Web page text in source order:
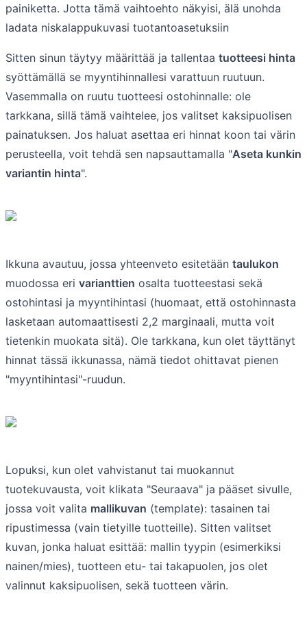
painiketta. Jotta tämä vaihtoehto näkyisi, älä unohda
ladata niskalappukuvasi tuotantoasetuksiin
Sitten sinun täytyy määrittää ja tallentaa tuotteesi hinta
syöttämällä se myyntihinnallesi varattuun ruutuun.
Vasemmalla on ruutu tuotteesi ostohinnalle: ole
tarkkana, sillä tämä vaihtelee, jos valitset kaksipuolisen
painatuksen. Jos haluat asettaa eri hinnat koon tai värin
perusteella, voit tehdä sen napsauttamalla "Aseta kunkin
variantin hinta".
Ikkuna avautuu, jossa yhteenveto esitetään taulukon
muodossa eri varianttien osalta tuotteestasi sekä
ostohintasi ja myyntihintasi (huomaat, että ostohinnasta
lasketaan automaattisesti 2,2 marginaali, mutta voit
tietenkin muokata sitä). Ole tarkkana, kun olet täyttänyt
hinnat tässä ikkunassa, nämä tiedot ohittavat pienen
"myyntihintasi"-ruudun.
Lopuksi, kun olet vahvistanut tai muokannut
tuotekuvausta, voit klikata "Seuraava" ja pääset sivulle,
jossa voit valita mallikuvan (template): tasainen tai
ripustimessa (vain tietyille tuotteille). Sitten valitset
kuvan, jonka haluat esittää: mallin tyypin (esimerkiksi
nainen/mies), tuotteen etu- tai takapuolen, jos olet
valinnut kaksipuolisen, sekä tuotteen värin.